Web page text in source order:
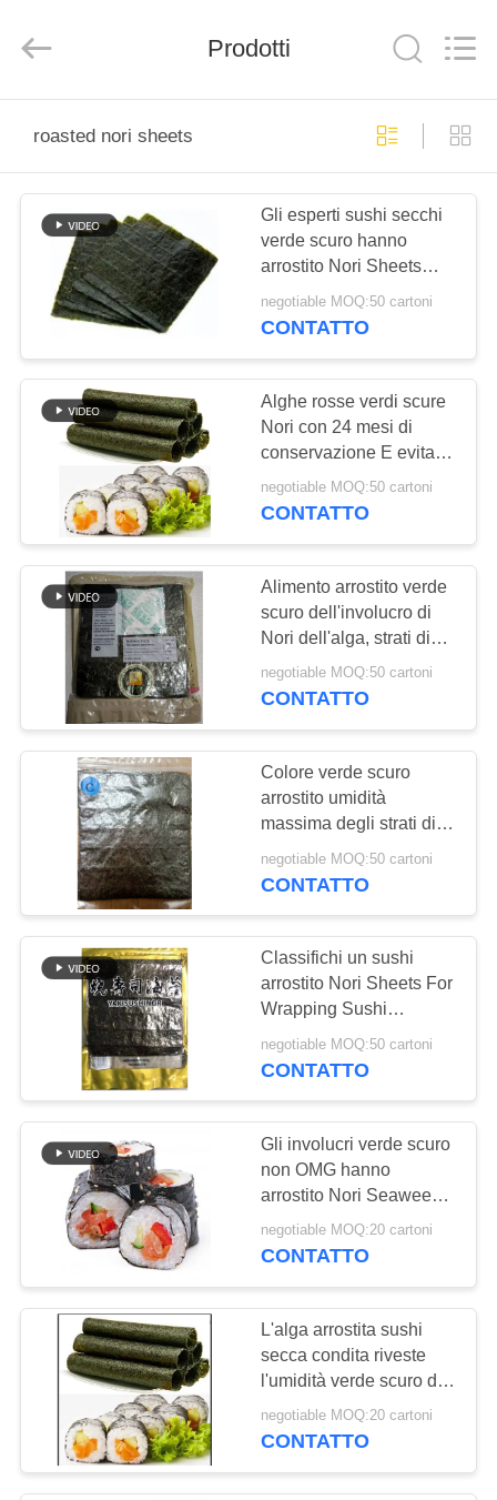
PRODOTTI
SIAMO
VISITA
ALLA
FABBRICA
CONTROLLO
DELLA
QUALITÀ
CONTATTACI
NOTIZIE
CHIEDI UN
PREVENTIVO
MAPPA
NORME
SULLA
PRIVACY
FOODS
TRADING
Prodotti
roasted nori sheets
Gli esperti sushi secchi
verde scuro hanno
arrostito Nori Sheets
Seaweed
negotiable MOQ:50 cartoni
CONTATTO
Alghe rosse verdi scure
Nori con 24 mesi di
conservazione E evita la
luce solare
negotiable MOQ:50 cartoni
CONTATTO
Alimento arrostito verde
scuro dell'involucro di
Nori dell'alga, strati di
Nori dei sushi di Yaki
negotiable MOQ:50 cartoni
CONTATTO
Colore verde scuro
arrostito umidità
massima degli strati di
alga dei sushi degli strati
di alga di 5%
negotiable MOQ:50 cartoni
CONTATTO
Classifichi un sushi
arrostito Nori Sheets For
Wrapping Sushi
dell'alga 100 strati per
borsa
negotiable MOQ:50 cartoni
CONTATTO
Gli involucri verde scuro
non OMG hanno
arrostito Nori Seaweed
Natural Taste
negotiable MOQ:20 cartoni
CONTATTO
L'alga arrostita sushi
secca condita riveste
l'umidità verde scuro di
negotiable MOQ:20 cartoni
CONTATTO